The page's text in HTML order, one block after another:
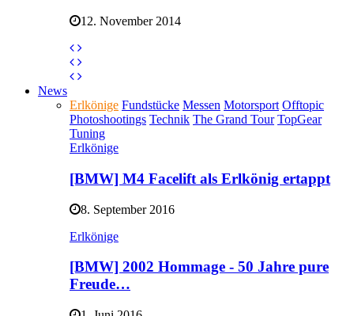
12. November 2014
News
Erlkönige Fundstücke Messen Motorsport Offtopic
Photoshootings Technik The Grand Tour TopGear
Tuning
Erlkönige
[BMW] M4 Facelift als Erlkönig ertappt
8. September 2016
Erlkönige
[BMW] 2002 Hommage - 50 Jahre pure
Freude…